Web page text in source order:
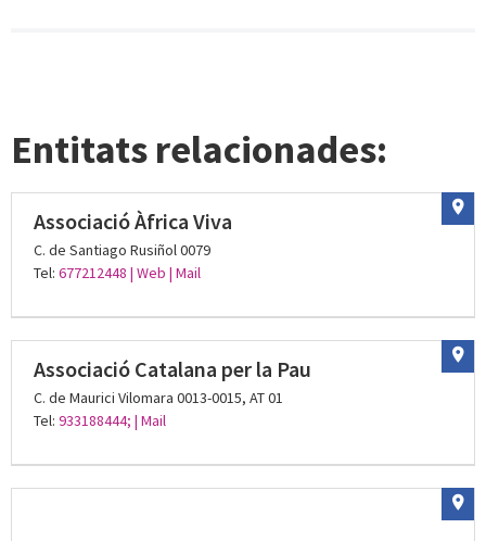
Entitats relacionades:
Associació Àfrica Viva
C. de Santiago Rusiñol 0079
Tel: 677212448 | Web | Mail
Associació Catalana per la Pau
C. de Maurici Vilomara 0013-0015, AT 01
Tel: 933188444; | Mail